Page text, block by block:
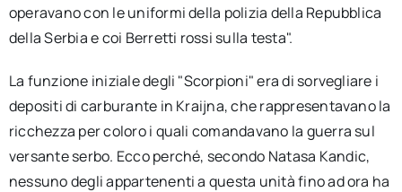
operavano con le uniformi della polizia della Repubblica
della Serbia e coi Berretti rossi sulla testa".
La funzione iniziale degli "Scorpioni" era di sorvegliare i
depositi di carburante in Kraijna, che rappresentavano la
ricchezza per coloro i quali comandavano la guerra sul
versante serbo. Ecco perché, secondo Natasa Kandic,
nessuno degli appartenenti a questa unità fino ad ora ha